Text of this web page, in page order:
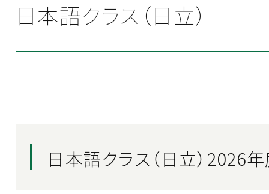
日本語クラス（日立）
日本語クラス（日立）2026